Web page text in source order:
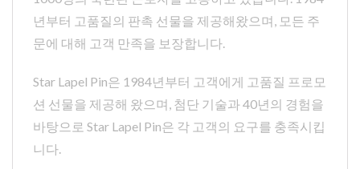
년부터 고품질의 판촉 선물을 제공해왔으며, 모든 주
문에 대해 고객 만족을 보장합니다.
Star Lapel Pin은 1984년부터 고객에게 고품질 프로모
션 선물을 제공해 왔으며, 첨단 기술과 40년의 경험을
바탕으로 Star Lapel Pin은 각 고객의 요구를 충족시킵
니다.